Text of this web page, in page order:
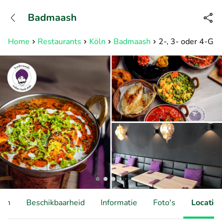
Bereikbaar tot 23:00 uur
Home Restaurants Köln Badmaash 2-, 3- oder 4-
Badmaash
Beschikbaarheid Informatie Foto's Locatie